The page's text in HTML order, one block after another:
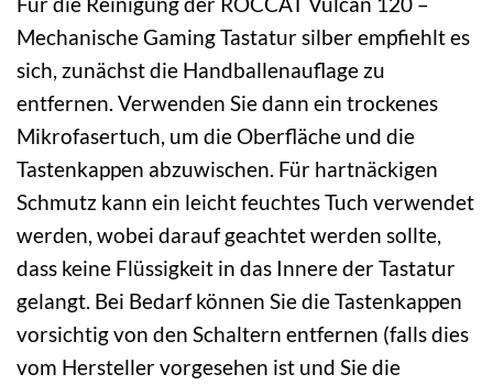
Mechanische Gaming Tastatur silber empfiehlt es
sich, zunächst die Handballenauflage zu
entfernen. Verwenden Sie dann ein trockenes
Mikrofasertuch, um die Oberfläche und die
Tastenkappen abzuwischen. Für hartnäckigen
Schmutz kann ein leicht feuchtes Tuch verwendet
werden, wobei darauf geachtet werden sollte,
dass keine Flüssigkeit in das Innere der Tastatur
gelangt. Bei Bedarf können Sie die Tastenkappen
vorsichtig von den Schaltern entfernen (falls dies
vom Hersteller vorgesehen ist und Sie die